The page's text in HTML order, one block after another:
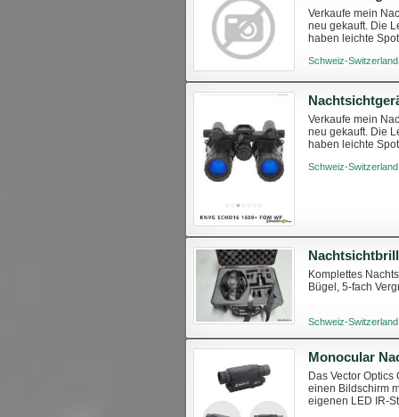
Verkaufe mein
neu gekauft. Die
haben leichte
Schweiz-
Verkaufe mein
neu gekauft. Die
haben leichte
Schweiz-
Komplettes
Bügel, 5-fach
Schweiz-
Monocular
Das Vector
einen Bildschirm
eigenen LED IR-